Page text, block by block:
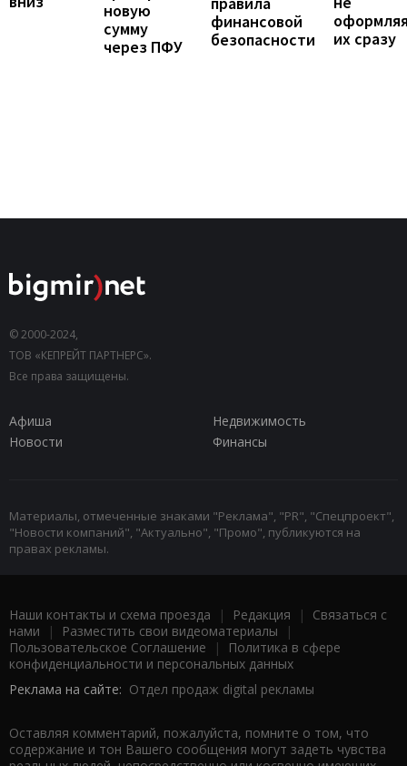
новую
сумму
через ПФУ
финансовой
безопасности
их сразу
© 2000-2024,
ТОВ «КЕПРЕЙТ ПАРТНЕРС».
Все права защищены.
Афиша
Недвижимость
Новости
Финансы
Материалы, отмеченные знаками "Реклама", "PR", "Спецпроект",
"Новости компаний", "Актуально", "Промо", публикуются на
правах рекламы.
Наши контакты и схема проезда | Редакция | Связаться с
нами | Разместить свои видеоматериалы |
Пользовательское Соглашение |
Политика в сфере
конфиденциальности и персональных данных
Реклама на сайте: Отдел продаж digital рекламы
Оставляя комментарий, пожалуйста, помните о том, что
содержание и тон Вашего сообщения могут задеть чувства